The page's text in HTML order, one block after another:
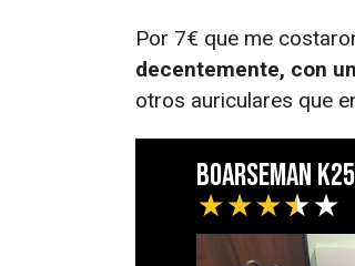
Por 7€ que me
decentemente, con
otros auriculares que
boarseman K25
★★★★★